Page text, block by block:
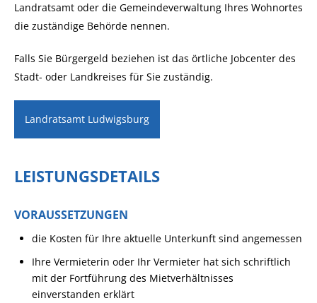
Landratsamt oder die Gemeindeverwaltung Ihres Wohnortes
die zuständige Behörde nennen.
Falls Sie Bürgergeld beziehen ist das örtliche Jobcenter des
Stadt- oder Landkreises für Sie zuständig.
Landratsamt Ludwigsburg
LEISTUNGSDETAILS
VORAUSSETZUNGEN
die Kosten für Ihre aktuelle Unterkunft sind angemessen
Ihre Vermieterin oder Ihr Vermieter hat sich schriftlich
mit der Fortführung des Mietverhältnisses
einverstanden erklärt